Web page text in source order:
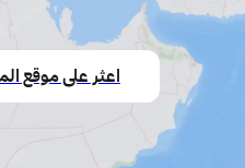
اعثر على موقع